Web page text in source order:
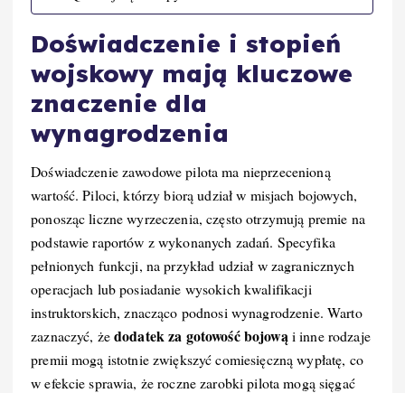
Doświadczenie i stopień
wojskowy mają kluczowe
znaczenie dla
wynagrodzenia
Doświadczenie zawodowe pilota ma nieprzecenioną
wartość. Piloci, którzy biorą udział w misjach bojowych,
ponosząc liczne wyrzeczenia, często otrzymują premie na
podstawie raportów z wykonanych zadań. Specyfika
pełnionych funkcji, na przykład udział w zagranicznych
operacjach lub posiadanie wysokich kwalifikacji
instruktorskich, znacząco podnosi wynagrodzenie. Warto
zaznaczyć, żedodatek za gotowość bojową i inne rodzaje
premii mogą istotnie zwiększyć comiesięczną wypłatę, co
w efekcie sprawia, że roczne zarobki pilota mogą sięgać